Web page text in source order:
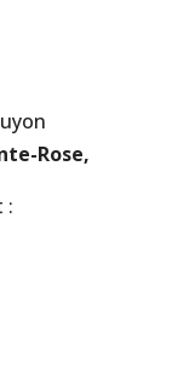
Rose,
: